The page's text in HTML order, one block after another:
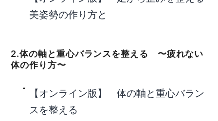
美姿勢の作り方と
2.体の軸と重心バランスを整える 〜疲れない
体の作り方〜
【オンライン版】 体の軸と重心バラン
スを整える